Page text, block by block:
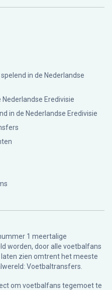
in de Nederlandse
Eredivisie
in de Nederlandse Eredivisie
1 meertalige
worden, door alle voetbalfans
zien omtrent het meeste
Voetbaltransfers.
om voetbalfans tegemoet te